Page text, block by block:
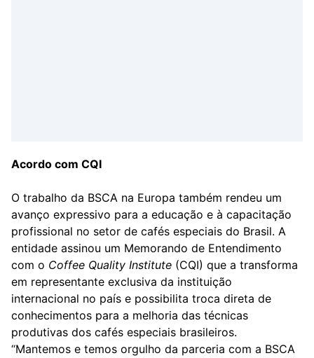
Acordo com CQI
O trabalho da BSCA na Europa também rendeu um
avanço expressivo para a educação e à capacitação
profissional no setor de cafés especiais do Brasil. A
entidade assinou um Memorando de Entendimento
com o Coffee Quality Institute (CQI) que a transforma
em representante exclusiva da instituição
internacional no país e possibilita troca direta de
conhecimentos para a melhoria das técnicas
produtivas dos cafés especiais brasileiros.
“Mantemos e temos orgulho da parceria com a BSCA